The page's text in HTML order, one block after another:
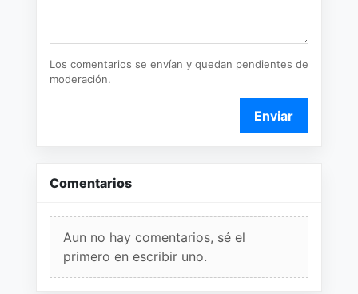
Los comentarios se envían y quedan pendientes de
moderación.
Enviar
Comentarios
Aun no hay comentarios, sé el
primero en escribir uno.